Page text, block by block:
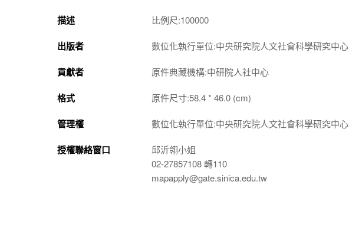
描述
比例尺:100000
出版者 數位化執行單位:中央研究院人文社會科學研究中心
貢獻者 原件典藏機構:中研院人社中心
格式 原件尺寸:58.4 * 46.0 (cm)
管理權 數位化執行單位:中央研究院人文社會科學研究中心
授權聯絡窗口
邱沂翎小姐
02-27857108 轉110
mapapply@gate.sinica.edu.tw